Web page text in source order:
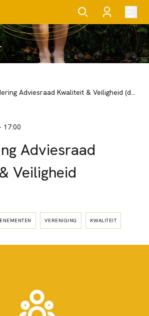
Vergadering Adviesraad Kwaliteit & Veiligheid (digitaal)
17:00
Adviesraad
Veiligheid
VERENIGING KWALITEIT